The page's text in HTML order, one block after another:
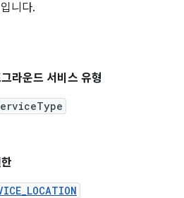
니다.
라운드 서비스 유형